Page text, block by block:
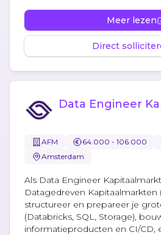
Meer lezen
Direct
Data Engineer
AFM 64.000 - 106.000
Amsterdam
Als Data Engineer
Datagedreven Kapitaalmarkten
structureer en prepareer je
(Databricks, SQL, Storage),
informatieproducten en CI/CD,